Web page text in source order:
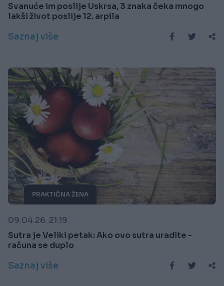
Svanuće im poslije Uskrsa, 3 znaka čeka mnogo
lakši život poslije 12. arpila
Saznaj više
PRAKTIČNA ŽENA
09.04.26. 21:19
Sutra je Veliki petak: Ako ovo sutra uradite -
računa se duplo
Saznaj više